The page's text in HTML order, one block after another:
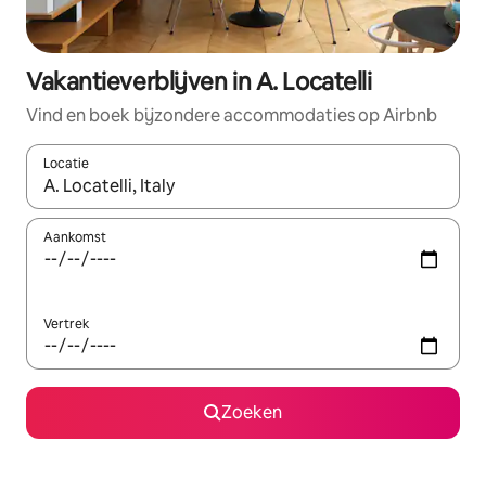
Vakantieverblijven in A. Locatelli
Vind en boek bijzondere accommodaties op Airbnb
Locatie
Wanneer er resultaten beschikbaar zijn, maak je een keuze
Aankomst
Vertrek
Zoeken